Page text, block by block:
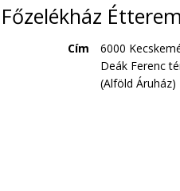
Főzelékház Étterem
Cím
6000
Deák Ferenc
(Alföld Áruház)